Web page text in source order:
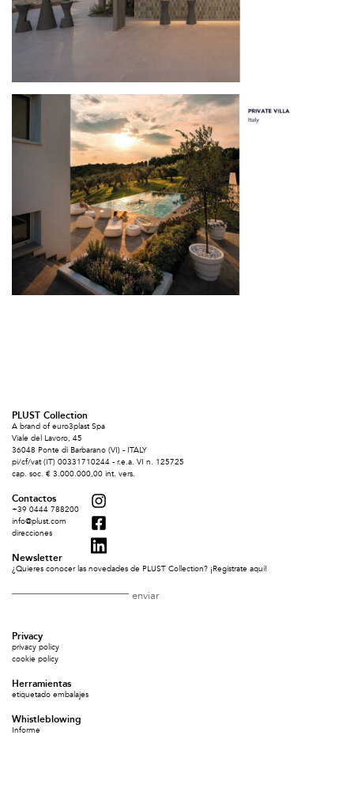
PLUST Collection
A brand of euro3plast Spa
Viale del Lavoro, 45
36048 Ponte di Barbarano (VI) - ITALY
pi/cf/vat (IT) 00331710244 - r.e.a. VI n. 125725
cap. soc. € 3.000.000,00 int. vers.
Contactos
+39 0444 788200
info@plust.com
direcciones
Newsletter
¿Quieres conocer las novedades de PLUST Collection? ¡Regístrate aquí!
Privacy
privacy policy
cookie policy
Herramientas
etiquetado embalajes
Whistleblowing
Informe